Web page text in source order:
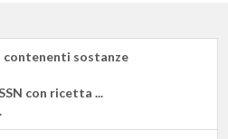
contenenti sostanze
con ricetta ...